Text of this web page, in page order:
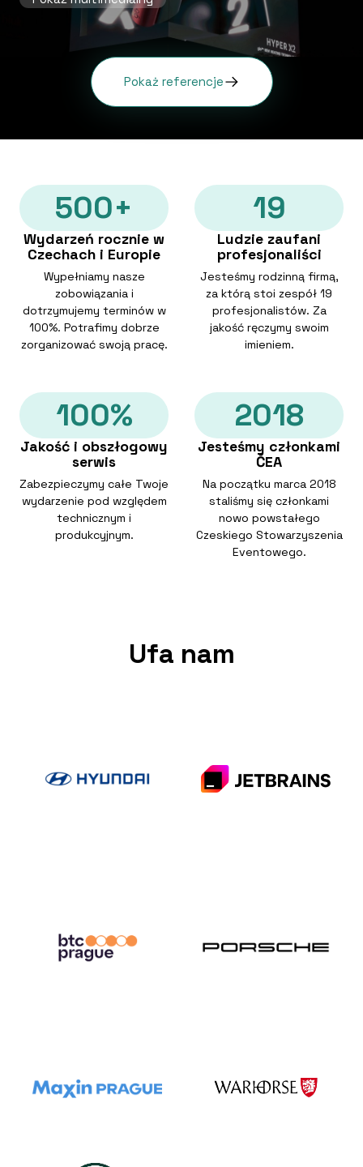
Pokaż referencje
500+
Wydarzeń rocznie w
Czechach i Europie
Wypełniamy nasze
zobowiązania i
dotrzymujemy terminów w
100%. Potrafimy dobrze
zorganizować swoją pracę.
19
Ludzie zaufani
profesjonaliści
Jesteśmy rodzinną firmą,
za którą stoi zespół 19
profesjonalistów. Za
jakość ręczymy swoim
imieniem.
100%
Jakość i obszłogowy
serwis
Zabezpieczymy całe Twoje
wydarzenie pod względem
technicznym i
produkcyjnym.
2018
Jesteśmy członkami
ČEA
Na początku marca 2018
staliśmy się członkami
nowo powstałego
Czeskiego Stowarzyszenia
Eventowego.
Ufa nam